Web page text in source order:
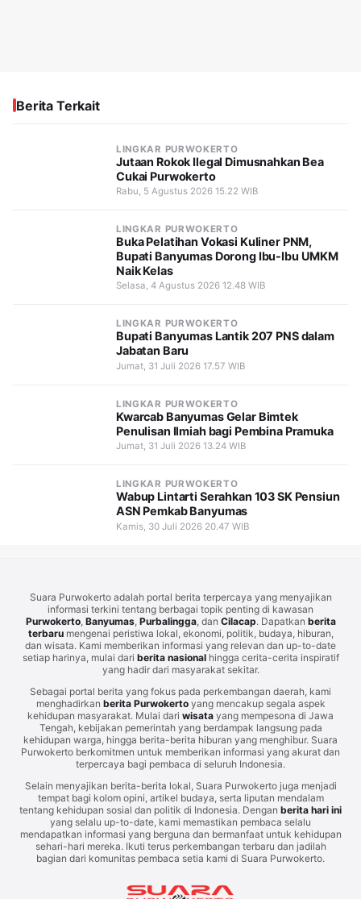
Berita Terkait
LINGKAR PURWOKERTO
Jutaan Rokok Ilegal Dimusnahkan Bea
Cukai Purwokerto
Rabu, 5 Agustus 2026 15.22 WIB
LINGKAR PURWOKERTO
Buka Pelatihan Vokasi Kuliner PNM,
Bupati Banyumas Dorong Ibu-Ibu UMKM
Naik Kelas
Selasa, 4 Agustus 2026 12.48 WIB
LINGKAR PURWOKERTO
Bupati Banyumas Lantik 207 PNS dalam
Jabatan Baru
Jumat, 31 Juli 2026 17.57 WIB
LINGKAR PURWOKERTO
Kwarcab Banyumas Gelar Bimtek
Penulisan Ilmiah bagi Pembina Pramuka
Jumat, 31 Juli 2026 13.24 WIB
LINGKAR PURWOKERTO
Wabup Lintarti Serahkan 103 SK Pensiun
ASN Pemkab Banyumas
Kamis, 30 Juli 2026 20.47 WIB
Suara Purwokerto adalah portal berita terpercaya yang menyajikan
informasi terkini tentang berbagai topik penting di kawasan
Purwokerto, Banyumas, Purbalingga, dan Cilacap. Dapatkan berita
terbarumengenai peristiwa lokal, ekonomi, politik, budaya, hiburan,
dan wisata. Kami memberikan informasi yang relevan dan up-to-date
setiap harinya, mulai dari berita nasionalhingga cerita-cerita inspiratif
yang hadir dari masyarakat sekitar.
Sebagai portal berita yang fokus pada perkembangan daerah, kami
menghadirkan berita Purwokertoyang mencakup segala aspek
kehidupan masyarakat. Mulai dari wisata yang mempesona di Jawa
Tengah, kebijakan pemerintah yang berdampak langsung pada
kehidupan warga, hingga berita-berita hiburan yang menghibur. Suara
Purwokerto berkomitmen untuk memberikan informasi yang akurat dan
terpercaya bagi pembaca di seluruh Indonesia.
Selain menyajikan berita-berita lokal, Suara Purwokerto juga menjadi
tempat bagi kolom opini, artikel budaya, serta liputan mendalam
tentang kehidupan sosial dan politik di Indonesia. Dengan berita hari ini
yang selalu up-to-date, kami memastikan pembaca selalu
mendapatkan informasi yang berguna dan bermanfaat untuk kehidupan
sehari-hari mereka. Ikuti terus perkembangan terbaru dan jadilah
bagian dari komunitas pembaca setia kami di Suara Purwokerto.